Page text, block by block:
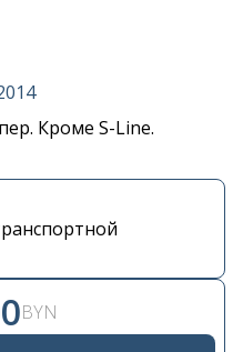
Кроме S-Line.
BYN